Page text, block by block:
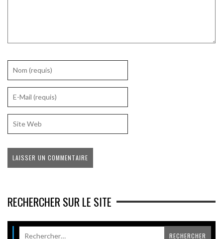
RECHERCHER SUR LE SITE